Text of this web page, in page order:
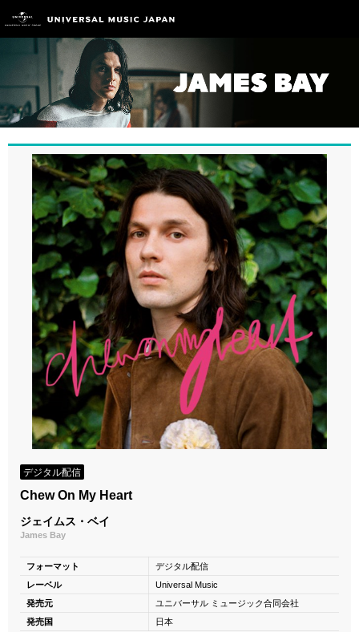
デジタル配信
Chew On My Heart
ジェイムス・ベイ
James Bay
フォーマット
デジタル配信
レーベル
Universal Music
発売元
ユニバーサル ミュージック合同会社
発売国
日本